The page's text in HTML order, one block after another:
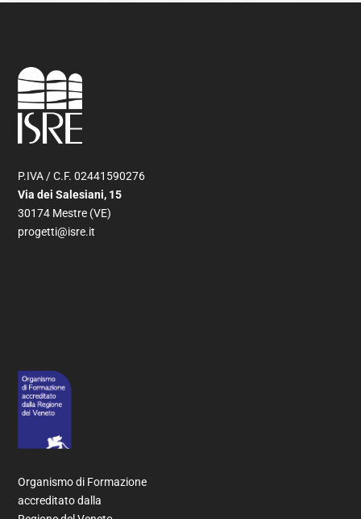
P.IVA / C.F. 02441590276
Via dei Salesiani, 15
30174 Mestre (VE)
progetti@isre.it
Organismo di Formazione
accreditato dalla